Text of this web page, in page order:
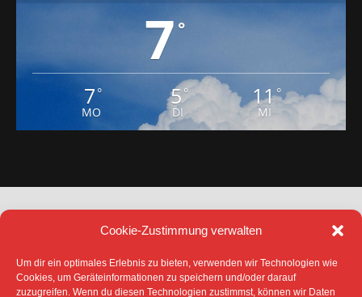
Cookie-Zustimmung verwalten
Um dir ein optimales Erlebnis zu bieten, verwenden wir Technologien wie
Cookies, um Geräteinformationen zu speichern und/oder darauf
zuzugreifen. Wenn du diesen Technologien zustimmst, können wir Daten
7°
7 °
MO
5°
DI
11°
MI